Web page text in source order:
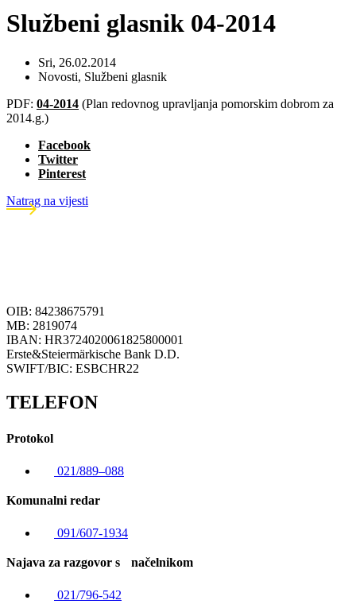
Službeni glasnik 04-2014
Sri, 26.02.2014
Novosti, Službeni glasnik
PDF: 04-2014 (Plan redovnog upravljanja pomorskim dobrom za
2014.g.)
Facebook
Twitter
Pinterest
Natrag na vijesti
OIB: 84238675791
MB: 2819074
IBAN: HR3724020061825800001
Erste&Steiermärkische Bank D.D.
SWIFT/BIC: ESBCHR22
TELEFON
Protokol
021/889–088
Komunalni redar
091/607-1934
Najava za razgovor s načelnikom
021/796-542